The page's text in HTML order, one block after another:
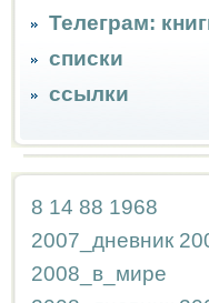
Телеграм:
списки
ссылки
8 14 88 1968
2007_дневник
2008_в_мире